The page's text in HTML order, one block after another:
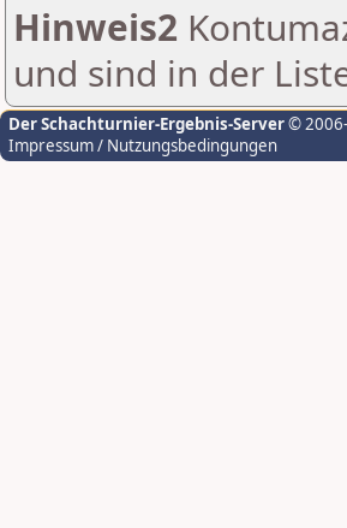
Hinweis2
und sind in der
Der Schachturnier-Ergebnis-Server©
Impressum / Nutzungsbedingungen